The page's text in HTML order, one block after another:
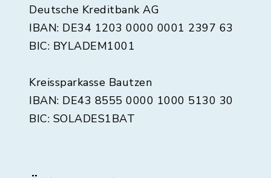
Deutsche Kreditbank AG
IBAN: DE34 1203 0000 0001 2397 63
BIC: BYLADEM1001
Kreissparkasse Bautzen
IBAN: DE43 8555 0000 1000 5130 30
BIC: SOLADES1BAT